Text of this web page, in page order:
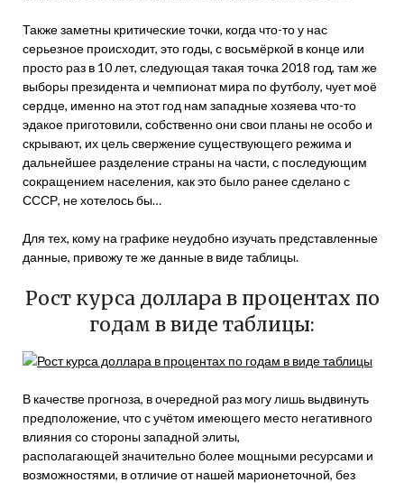
Также заметны критические точки, когда что-то у нас
серьезное происходит, это годы, с восьмёркой в конце или
просто раз в 10 лет, следующая такая точка 2018 год, там же
выборы президента и чемпионат мира по футболу, чует моё
сердце, именно на этот год нам западные хозяева что-то
эдакое приготовили, собственно они свои планы не особо и
скрывают, их цель свержение существующего режима и
дальнейшее разделение страны на части, с последующим
сокращением населения, как это было ранее сделано с
СССР, не хотелось бы…
Для тех, кому на графике неудобно изучать представленные
данные, привожу те же данные в виде таблицы.
Рост курса доллара в процентах по
годам в виде таблицы:
В качестве прогноза, в очередной раз могу лишь выдвинуть
предположение, что с учётом имеющего место негативного
влияния со стороны западной элиты,
располагающей значительно более мощными ресурсами и
возможностями, в отличие от нашей марионеточной, без